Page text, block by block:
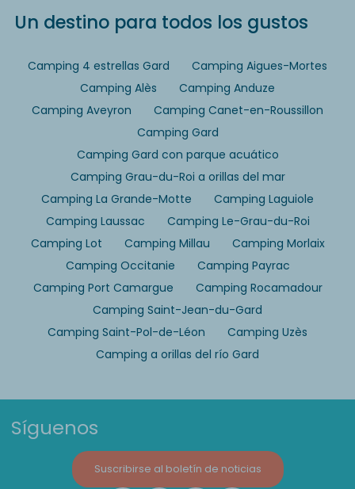
Un destino para todos los gustos
Camping 4 estrellas Gard
Camping Aigues-Mortes
Camping Alès
Camping Anduze
Camping Aveyron
Camping Canet-en-Roussillon
Camping Gard
Camping Gard con parque acuático
Camping Grau-du-Roi a orillas del mar
Camping La Grande-Motte
Camping Laguiole
Camping Laussac
Camping Le-Grau-du-Roi
Camping Lot
Camping Millau
Camping Morlaix
Camping Occitanie
Camping Payrac
Camping Port Camargue
Camping Rocamadour
Camping Saint-Jean-du-Gard
Camping Saint-Pol-de-Léon
Camping Uzès
Camping a orillas del río Gard
Síguenos
Suscribirse al boletín de noticias